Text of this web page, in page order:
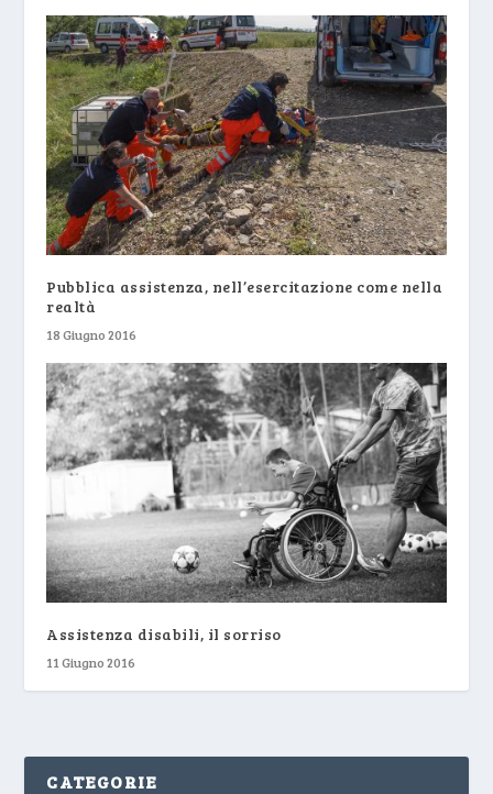
Pubblica assistenza, nell’esercitazione come nella
realtà
18 Giugno 2016
Assistenza disabili, il sorriso
11 Giugno 2016
CATEGORIE